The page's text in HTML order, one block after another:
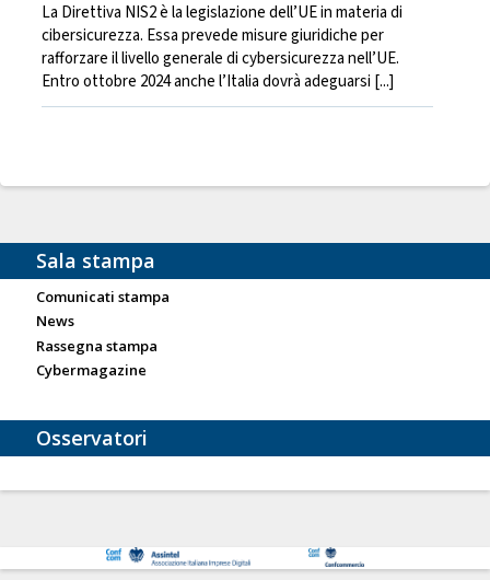
La Direttiva NIS2 è la legislazione dell’UE in materia di
cibersicurezza. Essa prevede misure giuridiche per
rafforzare il livello generale di cybersicurezza nell’UE.
Entro ottobre 2024 anche l’Italia dovrà adeguarsi [...]
Sala stampa
Comunicati stampa
News
Rassegna stampa
Cybermagazine
Osservatori